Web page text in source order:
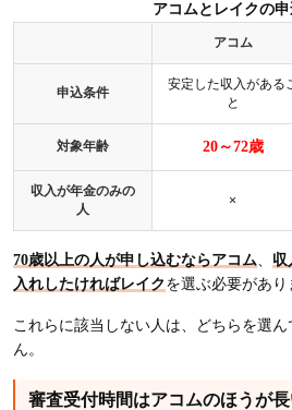
アコムとレイクの
アコム
申込条件
安定した収入がある
と
対象年齢 20～72歳
収入が年金のみの
人
×
70歳以上の人が申し込むならアコム、 収
入れしたければレイク を選ぶ必要があり
これらに該当しない人は、どちらを選
ん。
審査受付時間はアコムのほうが